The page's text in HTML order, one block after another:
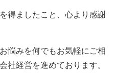
で外壁塗装専門ショールー
得ましたこと、心より感謝